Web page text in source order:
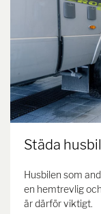
Städa
Husbilen som
en hemtrevlig
är därför viktigt.